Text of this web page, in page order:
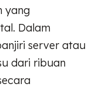
yang
Dalam
server atau
dari ribuan